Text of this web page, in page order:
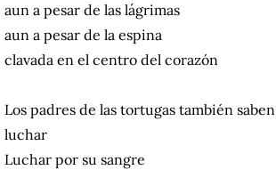
aun a pesar de las lágrimas
aun a pesar de la espina
clavada en el centro del corazón
Los padres de las tortugas también saben
luchar
Luchar por su sangre